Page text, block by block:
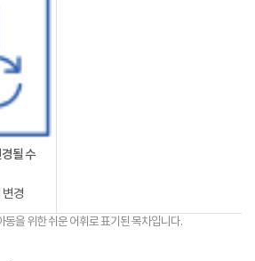
될 수
변경
을 위한 쉬운 어휘로 표기된 목차입니다.